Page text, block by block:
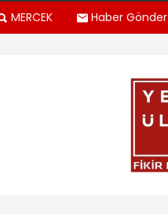
MERCEK Haber Gönder